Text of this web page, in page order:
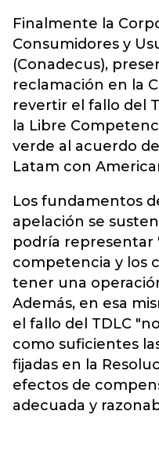
Finalmente la
Consumidores y
(Conadecus),
reclamación en la
revertir el fallo del
la Libre
verde al acuerdo
Latam con
Los fundamentos
apelación se
podría representar
competencia y los
tener una
Además, en esa
el fallo del TDLC
como suficientes
fijadas en la
efectos de
adecuada y